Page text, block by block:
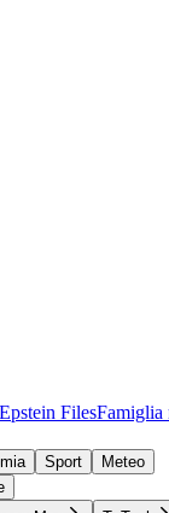
Epstein FilesFamiglia
Sport
Meteo